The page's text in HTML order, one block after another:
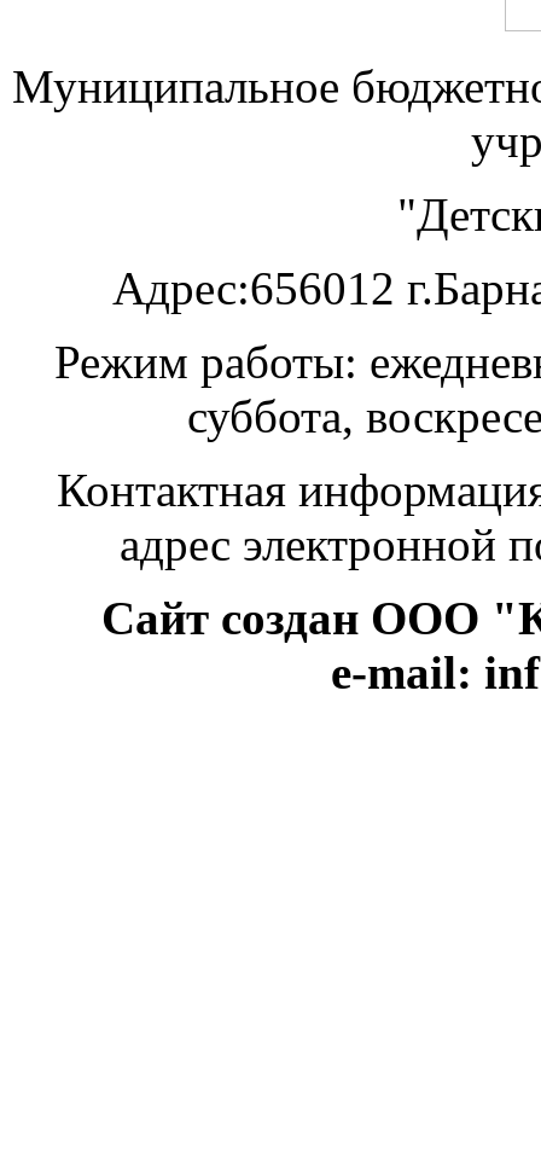
Муниципальное
Адрес:656012
Режим работы:
суббота,
Контактная
адрес электронной
Сайт создан ООО
e-mail: